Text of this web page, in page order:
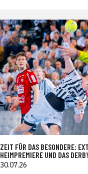
ZEIT FÜR DAS BESONDERE:
HEIMPREMIERE UND DAS
30.07.26